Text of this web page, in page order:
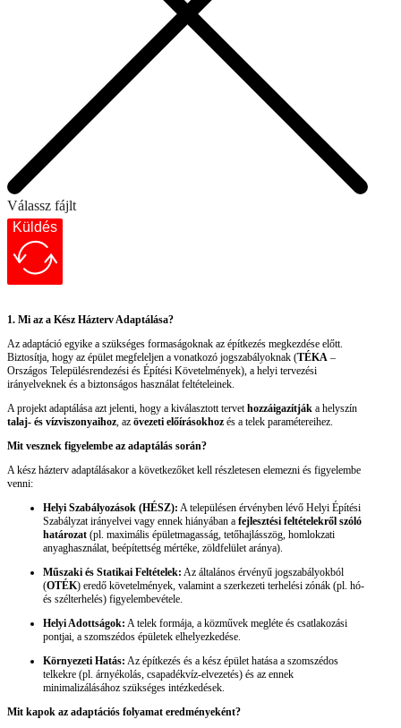
Válassz fájlt
Küldés
1. Mi az a Kész Házterv Adaptálása?
Az adaptáció egyike a szükséges formaságoknak az építkezés megkezdése előtt.
Biztosítja, hogy az épület megfeleljen a vonatkozó jogszabályoknak (TÉKA –
Országos Településrendezési és Építési Követelmények), a helyi tervezési
irányelveknek és a biztonságos használat feltételeinek.
A projekt adaptálása azt jelenti, hogy a kiválasztott tervethozzáigazítják a helyszín
talaj- és vízviszonyaihoz, az övezeti előírásokhoz és a telek paramétereihez.
Mit vesznek figyelembe az adaptálás során?
A kész házterv adaptálásakor a következőket kell részletesen elemezni és figyelembe
venni:
Helyi Szabályozások (HÉSZ): A településen érvényben lévő Helyi Építési
Szabályzat irányelvei vagy ennek hiányában a fejlesztési feltételekről szóló
határozat (pl. maximális épületmagasság, tetőhajlásszög, homlokzati
anyaghasználat, beépítettség mértéke, zöldfelület aránya).
Műszaki és Statikai Feltételek: Az általános érvényű jogszabályokból
(OTÉK) eredő követelmények, valamint a szerkezeti terhelési zónák (pl. hó-
és szélterhelés) figyelembevétele.
Helyi Adottságok: A telek formája, a közművek megléte és csatlakozási
pontjai, a szomszédos épületek elhelyezkedése.
Környezeti Hatás: Az építkezés és a kész épület hatása a szomszédos
telkekre (pl. árnyékolás, csapadékvíz-elvezetés) és az ennek
minimalizálásához szükséges intézkedések.
Mit kapok az adaptációs folyamat eredményeként?